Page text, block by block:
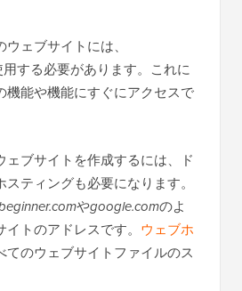
ェブサイトには、
する必要があります。これに
機能や機能にすぐにアクセスで
ェブサイトを作成するには、ド
ティングも必要になります。
やgoogle.comのよ
トのアドレスです。 ウェブホ
てのウェブサイトファイルのス